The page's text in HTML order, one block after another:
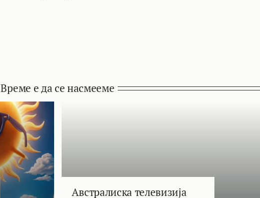
Време е да се насмееме
Австралиска телевизија